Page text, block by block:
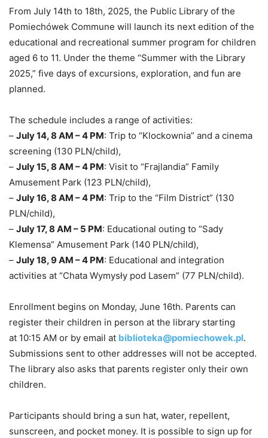
From July 14th to 18th, 2025, the Public Library of the
Pomiechówek Commune will launch its next edition of the
educational and recreational summer program for children
aged 6 to 11. Under the theme “Summer with the Library
2025,” five days of excursions, exploration, and fun are
planned.
The schedule includes a range of activities:
– July 14, 8 AM – 4 PM: Trip to “Klockownia” and a cinema
screening (130 PLN/child),
– July 15, 8 AM – 4 PM: Visit to “Frajlandia” Family
Amusement Park (123 PLN/child),
– July 16, 8 AM – 4 PM: Trip to the “Film District” (130
PLN/child),
– July 17, 8 AM – 5 PM: Educational outing to “Sady
Klemensa” Amusement Park (140 PLN/child),
– July 18, 9 AM – 4 PM: Educational and integration
activities at “Chata Wymysły pod Lasem” (77 PLN/child).
Enrollment begins on Monday, June 16th. Parents can
register their children in person at the library starting
at 10:15 AM or by email at biblioteka@pomiechowek.pl.
Submissions sent to other addresses will not be accepted.
The library also asks that parents register only their own
children.
Participants should bring a sun hat, water, repellent,
sunscreen, and pocket money. It is possible to sign up for